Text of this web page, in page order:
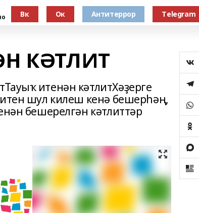
Вк Ок Антитеррор Тelegram
КӘТЛИТ
итенән кәтлитХәҙерге
шул килеш кенә бешерһәң,
бешерелгән кәтлиттәр